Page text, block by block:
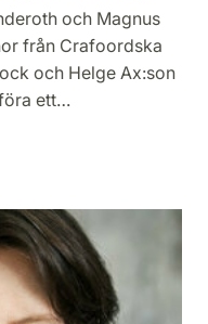
och Magnus
från Crafoordska
och Helge Ax:son
ett…